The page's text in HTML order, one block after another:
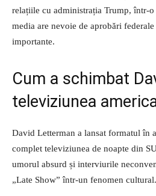
relațiile cu administrația Trump, într-
media are nevoie de aprobări
importante.
Cum a schimbat
televiziunea
David Letterman a lansat formatul în
complet televiziunea de noapte din
umorul absurd și interviurile
„Late Show” într-un fenomen cultural.